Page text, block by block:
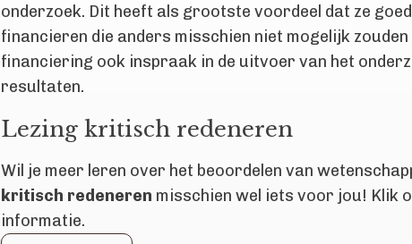
onderzoek. Dit heeft als grootste voordeel dat ze
financieren die anders misschien niet mogelijk zouden
financiering ook inspraak in de uitvoer van het
resultaten.
Lezing kritisch redeneren
Wil je meer leren over het beoordelen van
kritisch redeneren misschien wel iets voor jou! Klik
informatie.